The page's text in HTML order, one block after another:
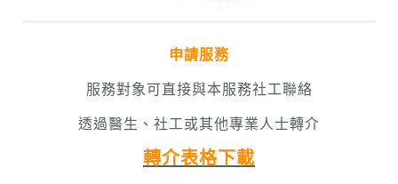
申請服務
服務對象可直接與本服務社工聯絡
透過醫生、社工或其他專業人士轉介
轉介表格下載